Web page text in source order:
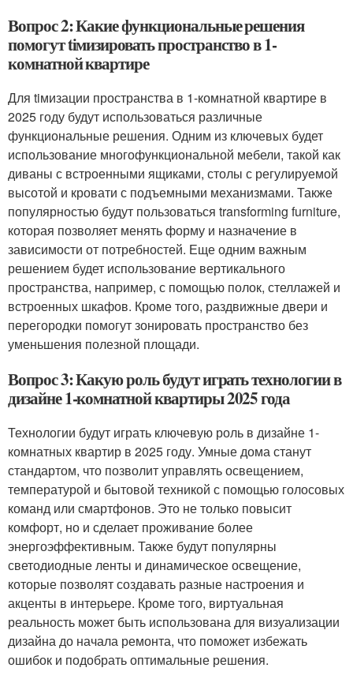
Вопрос 2: Какие функциональные решения
помогут tiмизировать пространство в 1-
комнатной квартире
Для tiмизации пространства в 1-комнатной квартире в
2025 году будут использоваться различные
функциональные решения. Одним из ключевых будет
использование многофункциональной мебели, такой как
диваны с встроенными ящиками, столы с регулируемой
высотой и кровати с подъемными механизмами. Также
популярностью будут пользоваться transforming furniture,
которая позволяет менять форму и назначение в
зависимости от потребностей. Еще одним важным
решением будет использование вертикального
пространства, например, с помощью полок, стеллажей и
встроенных шкафов. Кроме того, раздвижные двери и
перегородки помогут зонировать пространство без
уменьшения полезной площади.
Вопрос 3: Какую роль будут играть технологии в
дизайне 1-комнатной квартиры 2025 года
Технологии будут играть ключевую роль в дизайне 1-
комнатных квартир в 2025 году. Умные дома станут
стандартом, что позволит управлять освещением,
температурой и бытовой техникой с помощью голосовых
команд или смартфонов. Это не только повысит
комфорт, но и сделает проживание более
энергоэффективным. Также будут популярны
светодиодные ленты и динамическое освещение,
которые позволят создавать разные настроения и
акценты в интерьере. Кроме того, виртуальная
реальность может быть использована для визуализации
дизайна до начала ремонта, что поможет избежать
ошибок и подобрать оптимальные решения.